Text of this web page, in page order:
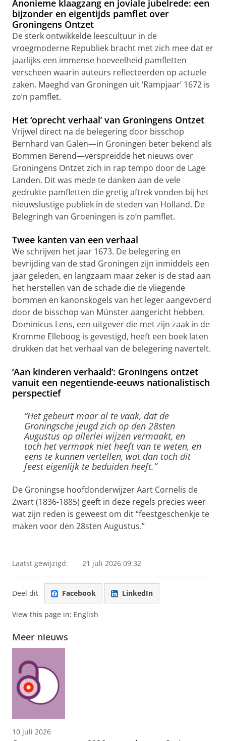
Anonieme klaagzang en joviale jubelrede: een
bijzonder en eigentijds pamflet over
Groningens Ontzet
De sterk ontwikkelde leescultuur in de
vroegmoderne Republiek bracht met zich mee dat er
jaarlijks een immense hoeveelheid pamfletten
verscheen waarin auteurs reflecteerden op actuele
zaken. Maeghd van Groningen uit ‘Rampjaar’ 1672 is
zo’n pamflet.
Het ‘oprecht verhaal’ van Groningens Ontzet
Vrijwel direct na de belegering door bisschop
Bernhard van Galen—in Groningen beter bekend als
Bommen Berend—verspreidde het nieuws over
Groningens Ontzet zich in rap tempo door de Lage
Landen. Dit was mede te danken aan de vele
gedrukte pamfletten die gretig aftrek vonden bij het
nieuwslustige publiek in de steden van Holland. De
Belegringh van Groeningen is zo’n pamflet.
Twee kanten van een verhaal
We schrijven het jaar 1673. De belegering en
bevrijding van de stad Groningen zijn inmiddels een
jaar geleden, en langzaam maar zeker is de stad aan
het herstellen van de schade die de vliegende
bommen en kanonskogels van het leger aangevoerd
door de bisschop van Münster aangericht hebben.
Dominicus Lens, een uitgever die met zijn zaak in de
Kromme Elleboog is gevestigd, heeft een boek laten
drukken dat het verhaal van de belegering navertelt.
‘Aan kinderen verhaald’: Groningens ontzet
vanuit een negentiende-eeuws nationalistisch
perspectief
“Het gebeurt maar al te vaak, dat de
Groningsche jeugd zich op den 28sten
Augustus op allerlei wijzen vermaakt, en
toch het vermaak niet heeft van te weten, en
eens te kunnen vertellen, wat dan toch dit
feest eigenlijk te beduiden heeft.”
De Groningse hoofdonderwijzer Aart Cornelis de
Zwart (1836-1885) geeft in deze regels precies weer
wat zijn reden is geweest om dit “feestgeschenkje te
maken voor den 28sten Augustus.”
Laatst gewijzigd: 21 juli 2026 09:32
Deel dit Facebook LinkedIn
View this page in: English
Meer nieuws
10 juli 2026